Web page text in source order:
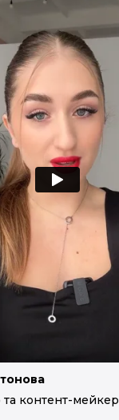
та контент-мейкер